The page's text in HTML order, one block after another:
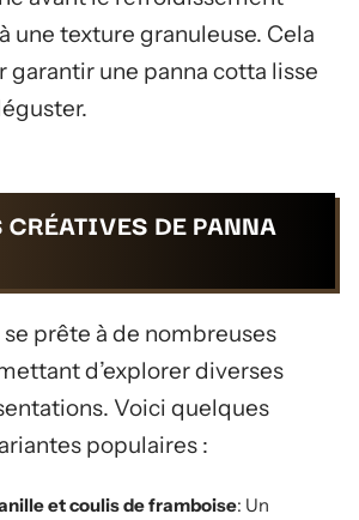
une texture granuleuse. Cela
garantir une panna cotta lisse
DE PANNA
prête à de nombreuses
d’explorer diverses
Voici quelques
populaires :
et coulis de framboise: Un